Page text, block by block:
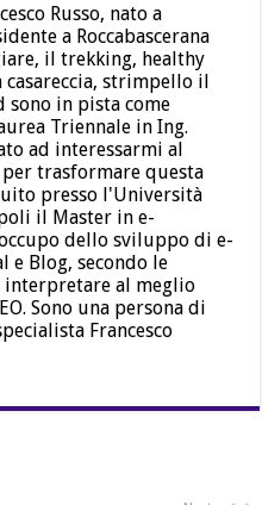
Russo, nato a
a Roccabascerana
il trekking, healthy
casareccia, strimpello il
sono in pista come
Triennale in Ing.
ad interessarmi al
trasformare questa
presso l'Università
il Master in e-
dello sviluppo di e-
e Blog, secondo le
interpretare al meglio
Sono una persona di
Francesco